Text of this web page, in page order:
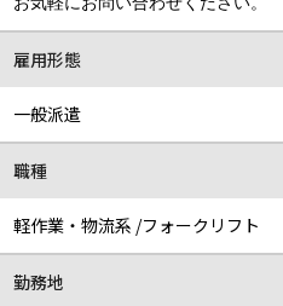
雇用形態
一般派遣
職種
軽作業・物流系 /フォークリフト
勤務地